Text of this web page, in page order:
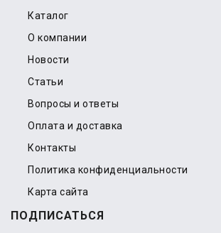
Каталог
О компании
Новости
Статьи
Вопросы и ответы
Оплата и доставка
Контакты
Политика конфиденциальности
Карта сайта
ПОДПИСАТЬСЯ